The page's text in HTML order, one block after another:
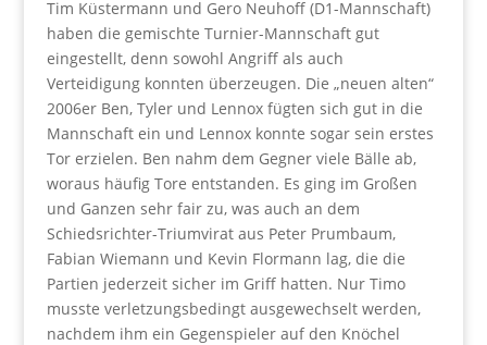
Tim Küstermann und Gero Neuhoff (D1-Mannschaft)
haben die gemischte Turnier-Mannschaft gut
eingestellt, denn sowohl Angriff als auch
Verteidigung konnten überzeugen. Die „neuen alten“
2006er Ben, Tyler und Lennox fügten sich gut in die
Mannschaft ein und Lennox konnte sogar sein erstes
Tor erzielen. Ben nahm dem Gegner viele Bälle ab,
woraus häufig Tore entstanden. Es ging im Großen
und Ganzen sehr fair zu, was auch an dem
Schiedsrichter-Triumvirat aus Peter Prumbaum,
Fabian Wiemann und Kevin Flormann lag, die die
Partien jederzeit sicher im Griff hatten. Nur Timo
musste verletzungsbedingt ausgewechselt werden,
nachdem ihm ein Gegenspieler auf den Knöchel